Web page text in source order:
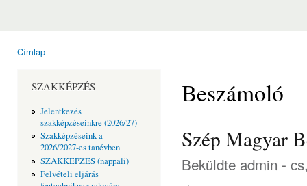
Címlap
SZAKKÉPZÉS
Jelentkezés
szakképzéseinkre (2026/27)
Szakképzéseink a
2026/2027-es tanévben
SZAKKÉPZÉS (nappali)
Felvételi eljárás
Beszámoló
Szép Magyar
Beküldte admin -